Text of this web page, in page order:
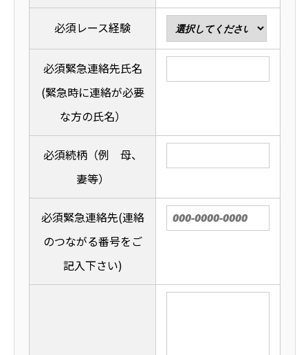
必須レース経験
必須緊急連絡先氏名
(緊急時に連絡が必要
な方の氏名）
必須続柄（例 母、
妻等）
必須緊急連絡先(連絡
のつながる番号をご
記入下さい)